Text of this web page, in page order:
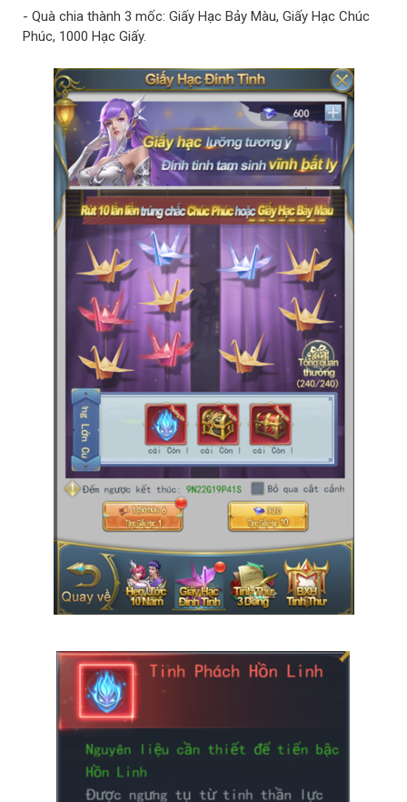
- Quà chia thành 3 mốc: Giấy Hạc Bảy Màu, Giấy Hạc Chúc
Phúc, 1000 Hạc Giấy.